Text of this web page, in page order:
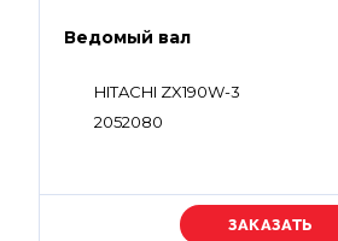
Ведомый вал
HITACHI ZX190W-3
2052080
Уточняйте цену